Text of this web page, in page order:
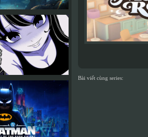
Bài viết cùng series: